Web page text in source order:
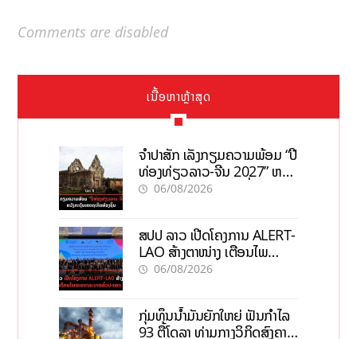
Comments are disabled
ເນື້ອຫາຫຼ້າສຸດ
ຈຳປາສັກ ເລັ່ງກຽມຄວາມພ້ອມ “ປີ
ທ່ອງທ່ຽວລາວ-ຈີນ 2027” ຫວັງ
ກະຕຸ້ນເສດຖະກິດທ້ອງຖິ່ນ
06/08/2026
ສປປ ລາວ ເປີດໂຄງການ ALERT-
LAO ສ້າງຕາໜ່າງ ເຕືອນໄພ
ພະຍາດລະບາດທົ່ວປະເທດ
06/08/2026
ກຸ່ມທຶນນ້ຳມັນຍັກໃຫຍ່ ຟັນກຳໄລ
93 ຕື້ໂດລາ ທ່າມກາງວິກິດສົງຄາມ